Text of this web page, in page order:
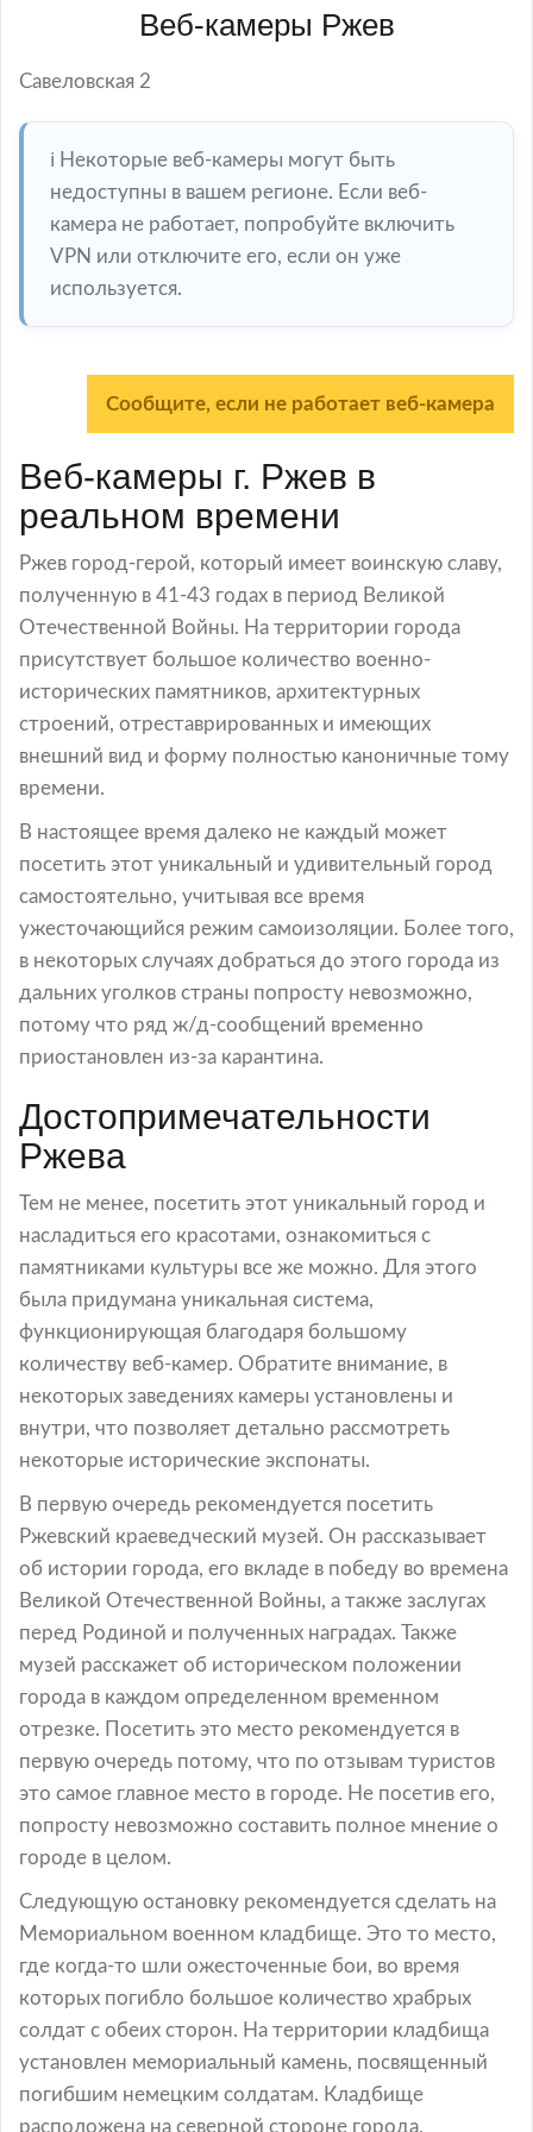
Веб-камеры Ржев
Савеловская 2
ℹ️ Некоторые веб-камеры могут быть
недоступны в вашем регионе. Если веб-
камера не работает, попробуйте включить
VPN или отключите его, если он уже
используется.
Сообщите, если не работает веб-камера
Веб-камеры г. Ржев в
реальном времени
Ржев город-герой, который имеет воинскую славу,
полученную в 41-43 годах в период Великой
Отечественной Войны. На территории города
присутствует большое количество военно-
исторических памятников, архитектурных
строений, отреставрированных и имеющих
внешний вид и форму полностью каноничные тому
времени.
В настоящее время далеко не каждый может
посетить этот уникальный и удивительный город
самостоятельно, учитывая все время
ужесточающийся режим самоизоляции. Более того,
в некоторых случаях добраться до этого города из
дальних уголков страны попросту невозможно,
потому что ряд ж/д-сообщений временно
приостановлен из-за карантина.
Достопримечательности
Ржева
Тем не менее, посетить этот уникальный город и
насладиться его красотами, ознакомиться с
памятниками культуры все же можно. Для этого
была придумана уникальная система,
функционирующая благодаря большому
количеству веб-камер. Обратите внимание, в
некоторых заведениях камеры установлены и
внутри, что позволяет детально рассмотреть
некоторые исторические экспонаты.
В первую очередь рекомендуется посетить
Ржевский краеведческий музей. Он рассказывает
об истории города, его вкладе в победу во времена
Великой Отечественной Войны, а также заслугах
перед Родиной и полученных наградах. Также
музей расскажет об историческом положении
города в каждом определенном временном
отрезке. Посетить это место рекомендуется в
первую очередь потому, что по отзывам туристов
это самое главное место в городе. Не посетив его,
попросту невозможно составить полное мнение о
городе в целом.
Следующую остановку рекомендуется сделать на
Мемориальном военном кладбище. Это то место,
где когда-то шли ожесточенные бои, во время
которых погибло большое количество храбрых
солдат с обеих сторон. На территории кладбища
установлен мемориальный камень, посвященный
погибшим немецким солдатам. Кладбище
расположена на северной стороне города,